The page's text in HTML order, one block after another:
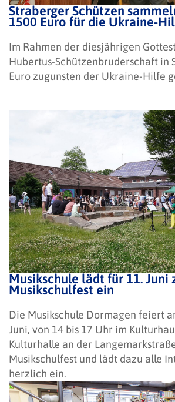
Straberger Schützen
1500 Euro für die Ukraine-
Im Rahmen der diesjährigen
Hubertus-Schützenbruderschaft in
Euro zugunsten der Ukraine-Hilfe
Musikschule lädt für 11. Juni
Musikschulfest ein
Die Musikschule Dormagen feiert
Juni, von 14 bis 17 Uhr im
Kulturhalle an der
Musikschulfest und lädt dazu alle
herzlich ein.